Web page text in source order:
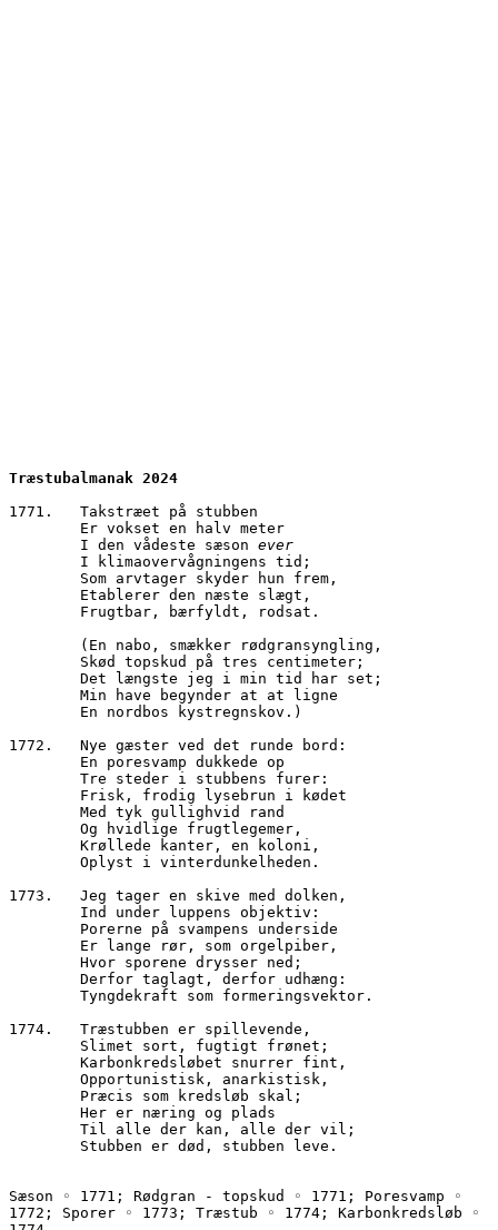
Træstubalmanak 2024
1771.	Takstræet på stubben
        Er vokset en halv meter
        I den vådeste sæson
ever
        I klimaovervågningens tid;
        Som arvtager skyder hun frem,
        Etablerer den næste slægt,
        Frugtbar, bærfyldt, rodsat.
        (En nabo, smækker rødgransyngling,
        Skød topskud på tres centimeter;
        Det længste jeg i min tid har set;
        Min have begynder at at ligne
        En nordbos kystregnskov.)
1772.	Nye gæster ved det runde bord:
        En poresvamp dukkede op
        Tre steder i stubbens furer:
        Frisk, frodig lysebrun i kødet
        Med tyk gullighvid rand
        Og hvidlige frugtlegemer,
        Krøllede kanter, en koloni,
        Oplyst i vinterdunkelheden.
1773.	Jeg tager en skive med dolken,
        Ind under luppens objektiv:
        Porerne på svampens underside
        Er lange rør, som orgelpiber,
        Hvor sporene drysser ned;
        Derfor taglagt, derfor udhæng:
        Tyngdekraft som formeringsvektor.
1774.	Træstubben er spillevende,
        Slimet sort, fugtigt frønet;
        Karbonkredsløbet snurrer fint,
        Opportunistisk, anarkistisk,
        Præcis som kredsløb skal;
        Her er næring og plads
        Til alle der kan, alle der vil;
        Stubben er død, stubben leve.
Sæson ◦ 1771; Rødgran - topskud ◦ 1771; Poresvamp ◦
1772; Sporer ◦ 1773; Træstub ◦ 1774; Karbonkredsløb ◦